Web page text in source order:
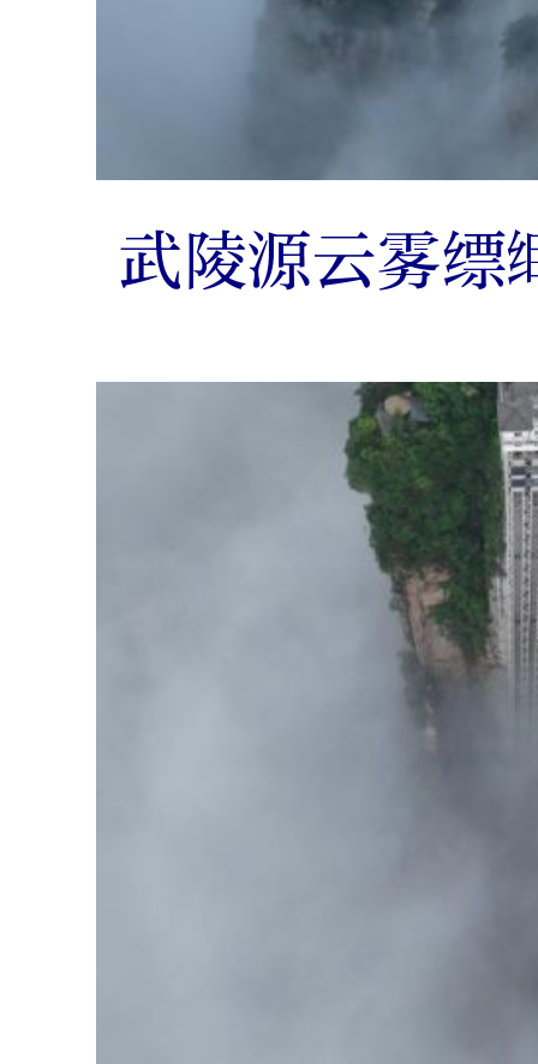
武陵源云雾缥